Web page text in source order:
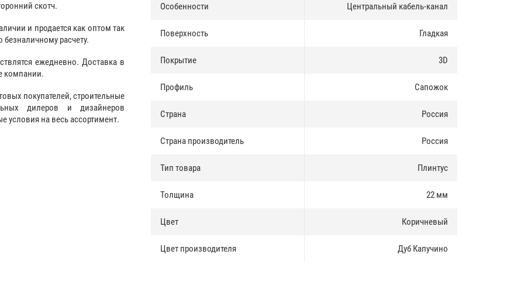
скотч.
и продается как оптом так
расчету.
ежедневно. Доставка в
компании.
покупателей, строительные
дилеров и дизайнеров
на весь ассортимент.
Особенности Центральный кабель-канал
Поверхность Гладкая
Покрытие 3D
Профиль Сапожок
Страна Россия
Страна производитель Россия
Тип товара Плинтус
Толщина 22 мм
Цвет Коричневый
Цвет производителя Дуб Капучино